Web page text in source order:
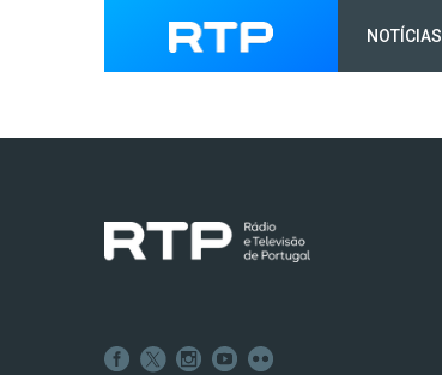
NOTÍCIAS